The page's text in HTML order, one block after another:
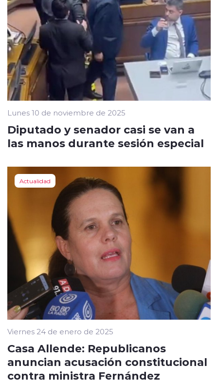
Lunes 10 de noviembre de 2025
Diputado y senador casi se van a
las manos durante sesión especial
Actualidad
Viernes 24 de enero de 2025
Casa Allende: Republicanos
anuncian acusación constitucional
contra ministra Fernández